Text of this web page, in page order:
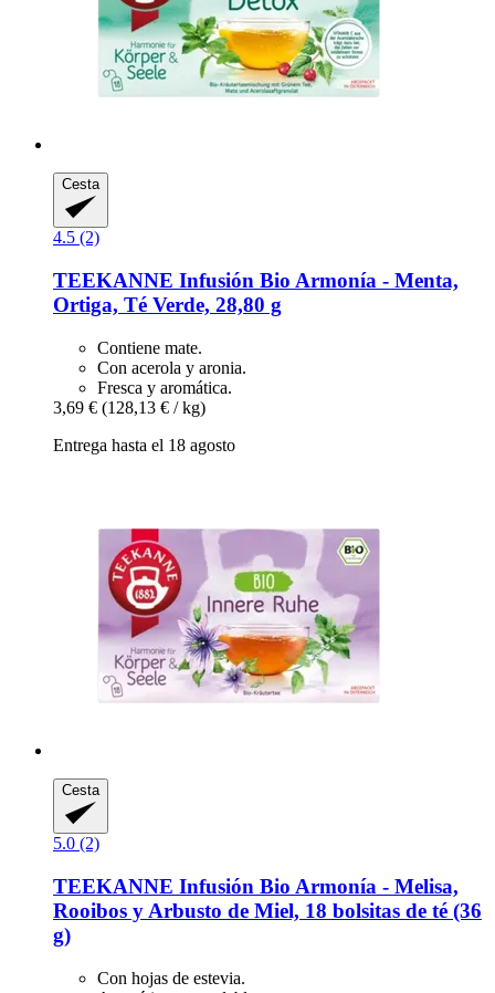
Cesta
4.5 (2)
TEEKANNE Infusión Bio Armonía -​ Menta,
Ortiga, Té Verde, 28,80 g
Contiene mate.
Con acerola y aronia.
Fresca y aromática.
3,69 € (128,13 € / kg)
Entrega hasta el 18 agosto
Cesta
5.0 (2)
TEEKANNE Infusión Bio Armonía -​ Melisa,
Rooibos y Arbusto de Miel, 18 bolsitas de té (36
g)
Con hojas de estevia.